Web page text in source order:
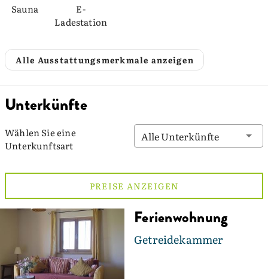
Sauna
E-
Ladestation
Alle Ausstattungsmerkmale anzeigen
Unterkünfte
Wählen Sie eine
Unterkunftsart
Alle Unterkünfte
PREISE ANZEIGEN
Ferienwohnung
Getreidekammer